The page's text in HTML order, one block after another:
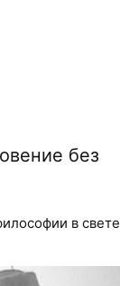
без
в свете